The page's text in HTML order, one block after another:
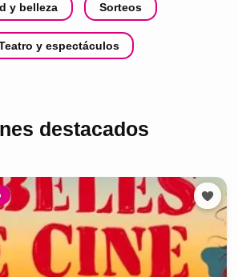
y belleza Sorteos
y espectáculos
destacados